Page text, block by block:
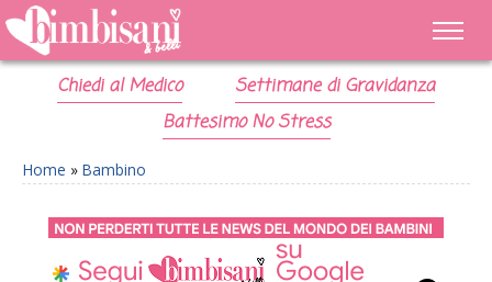
Chiedi al Medico
Settimane di Gravidanza
Battesimo No Stress
Home » Bambino